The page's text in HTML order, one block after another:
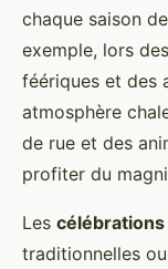
chaque saison
exemple, lors
féériques et des
atmosphère
de rue et des
profiter du
Les célébrations
traditionnelles